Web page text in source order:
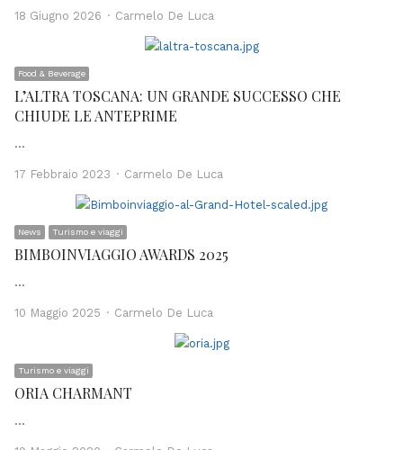
18 Giugno 2026 Author
Carmelo De Luca
Food & Beverage
L’ALTRA TOSCANA: UN GRANDE SUCCESSO CHE
CHIUDE LE ANTEPRIME
…
17 Febbraio 2023 Author
Carmelo De Luca
News Turismo e viaggi
BIMBOINVIAGGIO AWARDS 2025
…
10 Maggio 2025 Author
Carmelo De Luca
Turismo e viaggi
ORIA CHARMANT
…